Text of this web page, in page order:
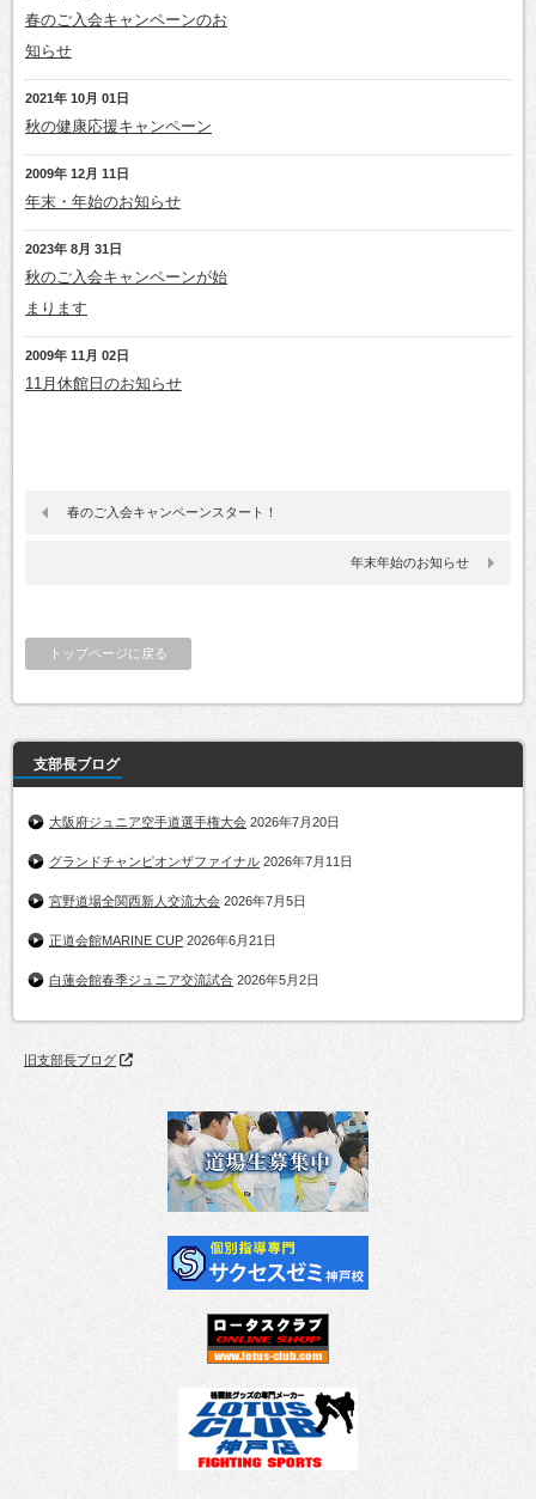
春のご入会キャンペーンのお
知らせ
2021年 10月 01日
秋の健康応援キャンペーン
2009年 12月 11日
年末・年始のお知らせ
2023年 8月 31日
秋のご入会キャンペーンが始
まります
2009年 11月 02日
11月休館日のお知らせ
春のご入会キャンペーンスタート！
年末年始のお知らせ
トップページに戻る
支部長ブログ
大阪府ジュニア空手道選手権大会 2026年7月20日
グランドチャンピオンザファイナル 2026年7月11日
宮野道場全関西新人交流大会 2026年7月5日
正道会館MARINE CUP 2026年6月21日
白蓮会館春季ジュニア交流試合 2026年5月2日
旧支部長ブログ